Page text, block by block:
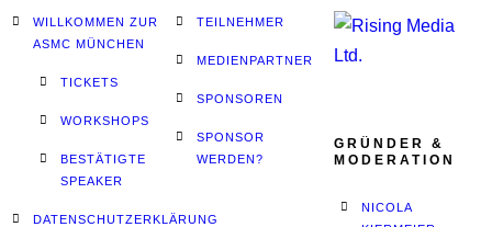
WILLKOMMEN ZUR
ASMC MÜNCHEN
TICKETS
WORKSHOPS
BESTÄTIGTE
SPEAKER
DATENSCHUTZERKLÄRUNG
TEILNEHMER
MEDIENPARTNER
SPONSOREN
SPONSOR
WERDEN?
GRÜNDER &
MODERATION
NICOLA